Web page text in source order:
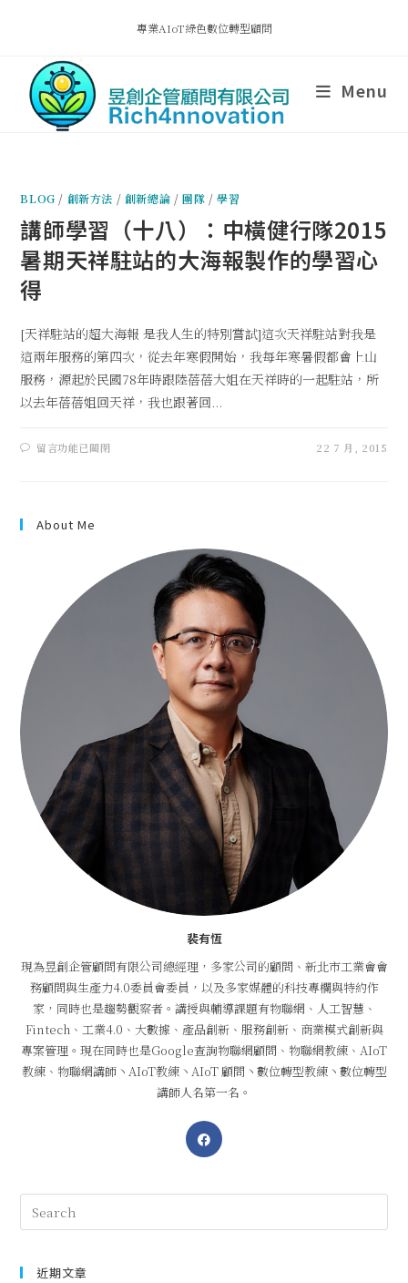
專業AIoT綠色數位轉型顧問
Menu
BLOG / 創新方法 / 創新總論 /團隊 /學習
講師學習（十八）：中橫健行隊2015
暑期天祥駐站的大海報製作的學習心
得
[天祥駐站的超大海報 是我人生的特別嘗試]這次天祥駐站對我是
這兩年服務的第四次，從去年寒假開始，我每年寒暑假都會上山
服務，源起於民國78年時跟陸蓓蓓大姐在天祥時的一起駐站，所
以去年蓓蓓姐回天祥，我也跟著回...
留言功能已關閉 22 7 月, 2015
About Me
裴有恆
現為昱創企管顧問有限公司總經理，多家公司的顧問、新北市工業會會
務顧問與生產力4.0委員會委員，以及多家媒體的科技專欄與特約作
家，同時也是趨勢觀察者。講授與輔導課題有物聯網、人工智慧、
Fintech、工業4.0、大數據、產品創新、服務創新、商業模式創新與
專案管理。現在同時也是Google查詢物聯網顧問、物聯網教練、AIoT
教練、物聯網講師丶AIoT教練丶AIoT 顧問丶數位轉型教練丶數位轉型
講師人名第一名。
近期文章